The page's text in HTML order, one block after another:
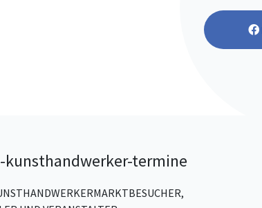
kunsthandwerker-termine